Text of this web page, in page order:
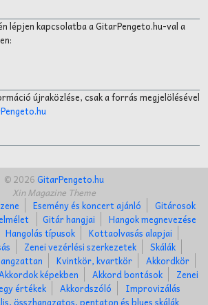
lépjen kapcsolatba a GitarPengeto.hu-val a
újraközlése, csak a forrás megjelölésével
© 2026GitarPengeto.hu
Xin Magazine Theme
Esemény és koncert ajánló
Gitárosok
Gitár hangjai
Hangok megnevezése
Hangolás típusok
Kottaolvasás alapjai
Zenei vezérlési szerkezetek
Skálák
Kvintkör, kvartkör
Akkordkör
képekben Akkord bontások
Zenei
értékek
Akkordszóló
Improvizálás
összhangzatos, pentaton és blues skálák